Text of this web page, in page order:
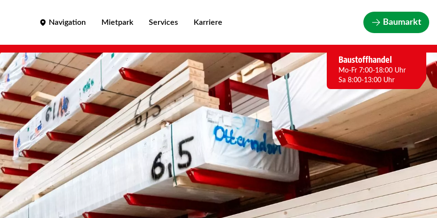
Navigation Mietpark Services Karriere Baumarkt
Baustoffhandel
Mo-Fr 7:00-18:00 Uhr
Sa 8:00-13:00 Uhr